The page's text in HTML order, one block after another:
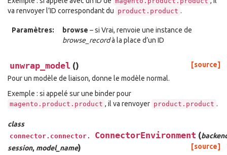
va renvoyer l’ID correspondant du product.product .
Paramètres: browse – si Vrai, renvoie une instance de
browse_recordà la place d’un ID
unwrap_model ()
[source]
Pour un modèle de liaison, donne le modèle normal.
Exemple : si appelé sur une binder pour
magento.product.product , il va renvoyer product.product .
class
connector.connector. ConnectorEnvironment (
session, model_name)
[source]